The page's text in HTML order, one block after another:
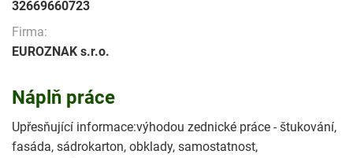
32669660723
Firma:
EUROZNAK s.r.o.
Náplň práce
Upřesňující informace:výhodou zednické práce - štukování,
fasáda, sádrokarton, obklady, samostatnost,